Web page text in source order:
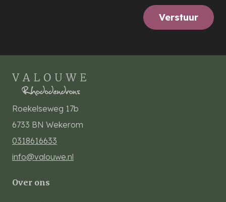
Verstuur
Roekelseweg 17b
6733 BN Wekerom
0318616633
info@valouwe.nl
Over ons